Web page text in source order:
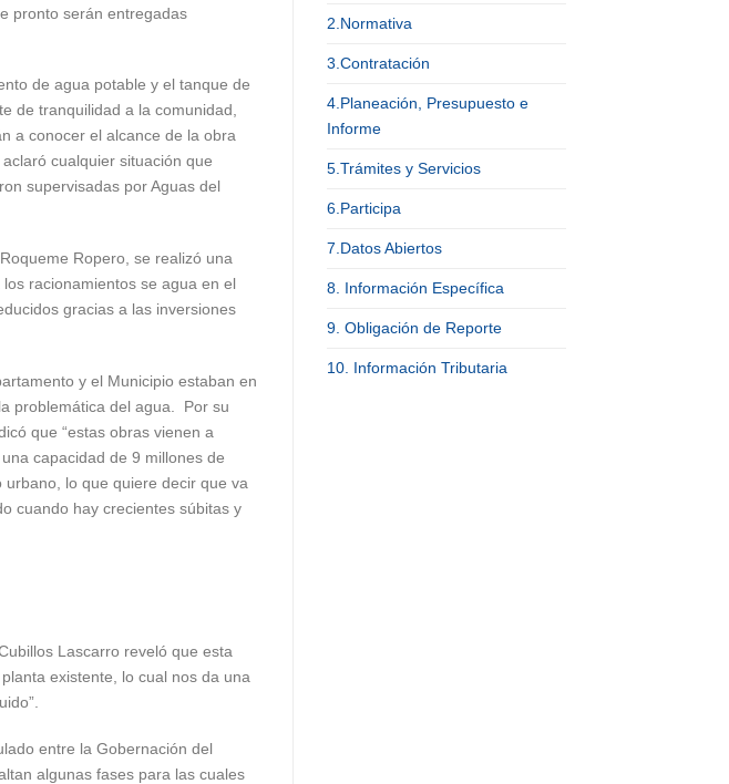
pronto serán entregadas
de agua potable y el tanque de
de tranquilidad a la comunidad,
a conocer el alcance de la obra
cualquier situación que
supervisadas por Aguas del
Ropero, se realizó una
racionamientos se agua en el
gracias a las inversiones
y el Municipio estaban en
problemática del agua. Por su
que “estas obras vienen a
capacidad de 9 millones de
lo que quiere decir que va
cuando hay crecientes súbitas y
Lascarro reveló que esta
existente, lo cual nos da una
entre la Gobernación del
algunas fases para las cuales
2.Normativa
3.Contratación
4.Planeación, Presupuesto e
Informe
5.Trámites y Servicios
6.Participa
7.Datos Abiertos
8. Información Específica
9. Obligación de Reporte
10. Información Tributaria